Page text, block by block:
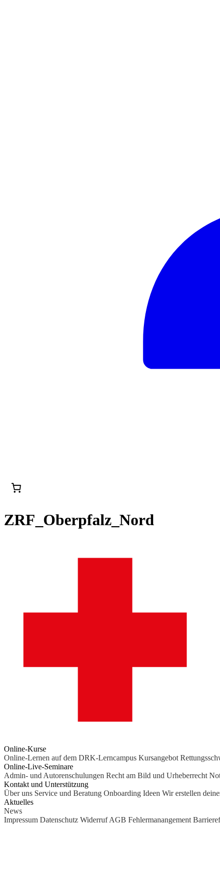
ZRF_Oberpfalz_Nord
Online-Kurse
Online-Lernen auf dem DRK-Lerncampus Kursangebot
Online-Live-Seminare
Admin- und Autorenschulungen Recht am Bild und Urheberrecht
Kontakt und Unterstützung
Über uns Service und Beratung Onboarding Ideen Wir erstellen
Aktuelles
News
Impressum Datenschutz Widerruf AGB Fehlermanangement